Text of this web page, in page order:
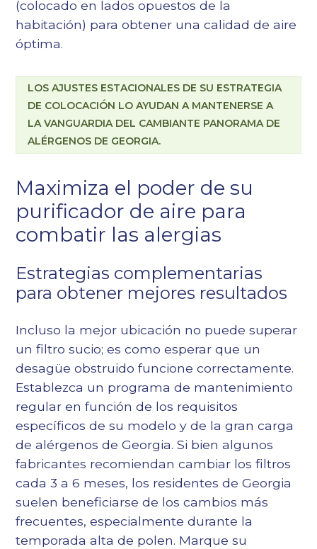
(colocado en lados opuestos de la
habitación) para obtener una calidad de aire
óptima.
LOS AJUSTES ESTACIONALES DE SU ESTRATEGIA
DE COLOCACIÓN LO AYUDAN A MANTENERSE A
LA VANGUARDIA DEL CAMBIANTE PANORAMA DE
ALÉRGENOS DE GEORGIA.
Maximiza el poder de su
purificador de aire para
combatir las alergias
Estrategias complementarias
para obtener mejores resultados
Incluso la mejor ubicación no puede superar
un filtro sucio; es como esperar que un
desagüe obstruido funcione correctamente.
Establezca un programa de mantenimiento
regular en función de los requisitos
específicos de su modelo y de la gran carga
de alérgenos de Georgia. Si bien algunos
fabricantes recomiendan cambiar los filtros
cada 3 a 6 meses, los residentes de Georgia
suelen beneficiarse de los cambios más
frecuentes, especialmente durante la
temporada alta de polen. Marque su